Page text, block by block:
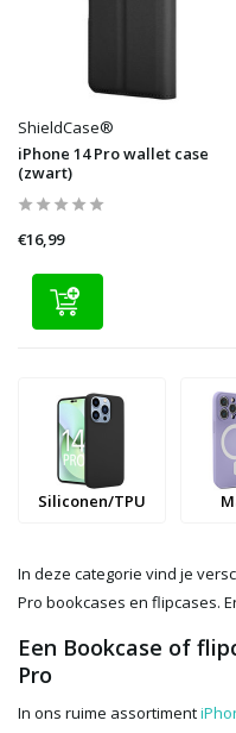
ShieldCase®
iPhone 14 Pro wallet case
(zwart)
€16,99
Siliconen/TPU
In deze categorie vind je
Pro bookcases en flipcases.
Een Bookcase of
Pro
In ons ruime assortiment